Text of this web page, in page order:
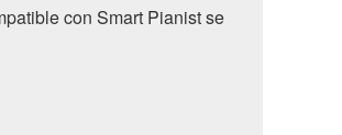
con Smart Pianist se